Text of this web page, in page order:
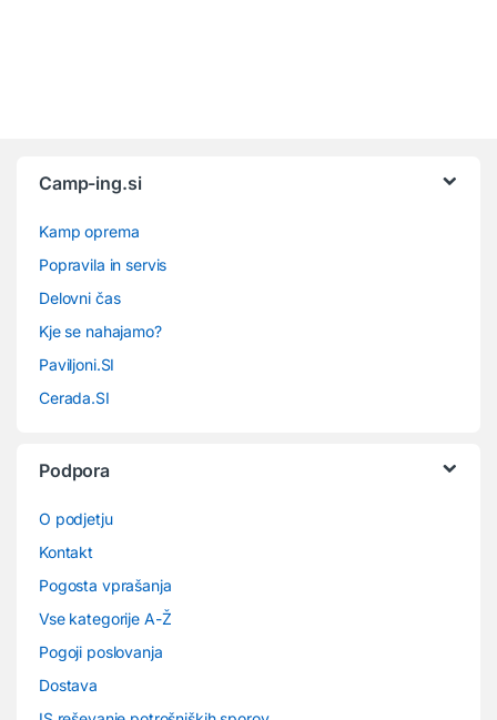
Camp-ing.si
Kamp oprema
Popravila in servis
Delovni čas
Kje se nahajamo?
Paviljoni.SI
Cerada.SI
Podpora
O podjetju
Kontakt
Pogosta vprašanja
Vse kategorije A-Ž
Pogoji poslovanja
Dostava